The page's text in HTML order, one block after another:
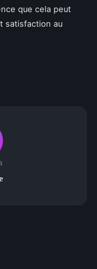
que cela peut
satisfaction au